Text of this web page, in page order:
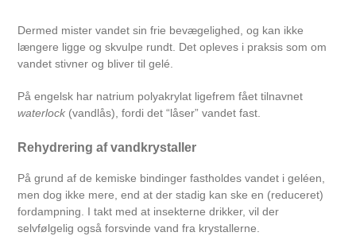
Dermed mister vandet sin frie bevægelighed, og kan ikke
længere ligge og skvulpe rundt. Det opleves i praksis som om
vandet stivner og bliver til gelé.
På engelsk har natrium polyakrylat ligefrem fået tilnavnet
waterlock (vandlås), fordi det “låser” vandet fast.
Rehydrering af vandkrystaller
På grund af de kemiske bindinger fastholdes vandet i geléen,
men dog ikke mere, end at der stadig kan ske en (reduceret)
fordampning. I takt med at insekterne drikker, vil der
selvfølgelig også forsvinde vand fra krystallerne.